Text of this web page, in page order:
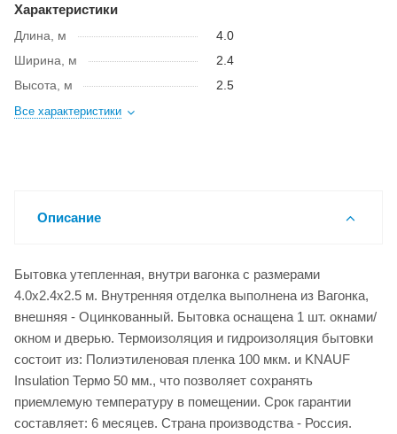
Характеристики
Длина, м
4.0
Ширина, м
2.4
Высота, м
2.5
Все характеристики
Описание
Бытовка утепленная, внутри вагонка с размерами
4.0x2.4x2.5 м. Внутренняя отделка выполнена из Вагонка,
внешняя - Оцинкованный. Бытовка оснащена 1 шт. окнами/
окном и дверью. Термоизоляция и гидроизоляция бытовки
состоит из: Полиэтиленовая пленка 100 мкм. и KNAUF
Insulation Термо 50 мм., что позволяет сохранять
приемлемую температуру в помещении. Срок гарантии
составляет: 6 месяцев. Страна производства - Россия.